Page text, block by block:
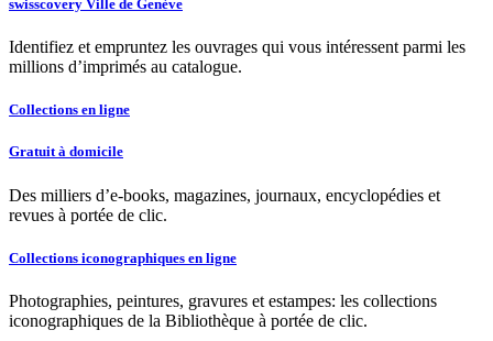
swisscovery Ville de Genève
Identifiez et empruntez les ouvrages qui vous intéressent parmi les
millions d’imprimés au catalogue.
Collections en ligne
Gratuit à domicile
Des milliers d’e-books, magazines, journaux, encyclopédies et
revues à portée de clic.
Collections iconographiques en ligne
Photographies, peintures, gravures et estampes: les collections
iconographiques de la Bibliothèque à portée de clic.